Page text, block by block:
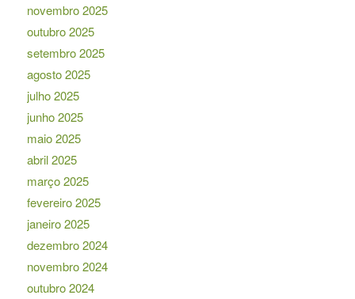
novembro 2025
outubro 2025
setembro 2025
agosto 2025
julho 2025
junho 2025
maio 2025
abril 2025
março 2025
fevereiro 2025
janeiro 2025
dezembro 2024
novembro 2024
outubro 2024